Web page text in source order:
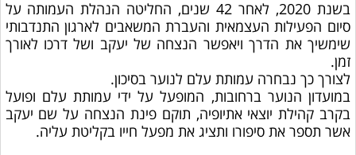
בשנת 2020, לאחר 42 שנים, החליטה הנהלת העמותה על
סיום הפעילות העצמאית והעברת המשאבים לארגון התנדבותי
שימשיך את הדרך ויאפשר הנצחה של יעקב ושל דרכו לאורך
זמן.
לצורך כך נבחרה עמותת עלם לנוער בסיכון.
במועדון הנוער ברחובות, המופעל על ידי עמותת עלם ופועל
בקרב קהילת יוצאי אתיופיה, תוקם פינת הנצחה על שם יעקב
אשר תספר את סיפורו ותציג את מפעל חייו בקליטת עליה.